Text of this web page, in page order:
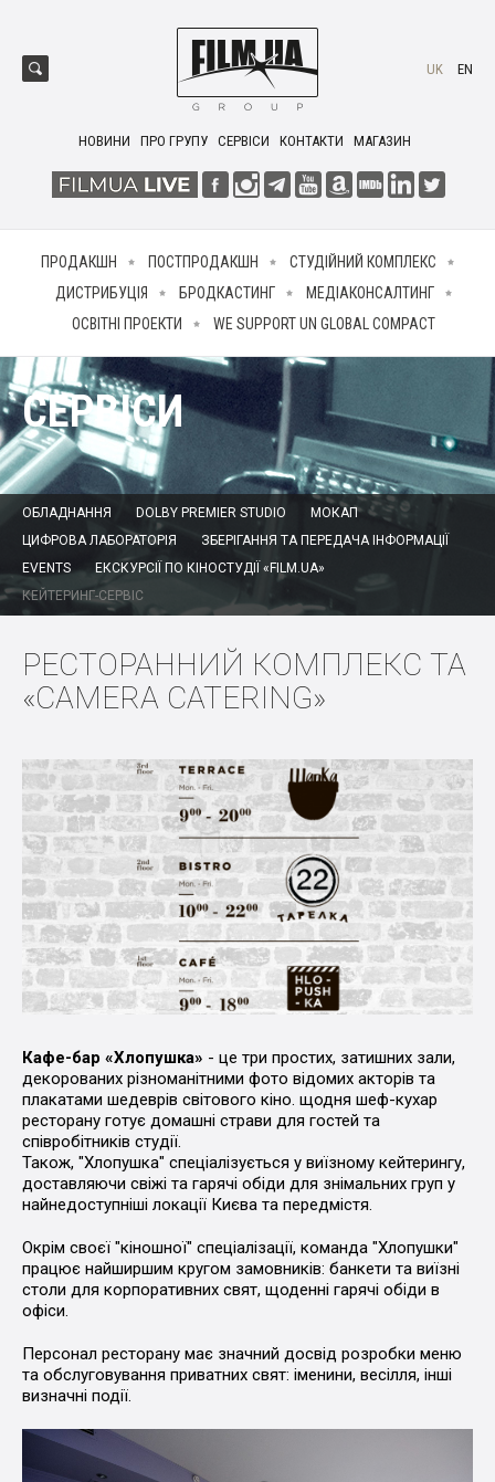
НОВИНИ ПРО ГРУПУ СЕРВІСИ КОНТАКТИ МАГАЗИН
UK EN
ПРОДАКШН ПОСТПРОДАКШН
СТУДІЙНИЙ КОМПЛЕКС
ДИСТРИБУЦІЯ
БРОДКАСТИНГ
МЕДІАКОНСАЛТИНГ
ОСВІТНІ ПРОЕКТИ
WE SUPPORT UN GLOBAL COMPACT
СЕРВІСИ
ОБЛАДНАННЯ DOLBY PREMIER STUDIO
МОКАП
ЦИФРОВА ЛАБОРАТОРІЯ
ЗБЕРІГАННЯ ТА ПЕРЕДАЧА ІНФОРМАЦІЇ
EVENTS
ЕКСКУРСІЇ ПО КІНОСТУДІЇ «FILM.UA»
КЕЙТЕРИНГ-СЕРВІС
РЕСТОРАННИЙ КОМПЛЕКС ТА
«CAMERA CATERING»
Кафе-бар «Хлопушка» - це три простих, затишних зали,
декорованих різноманітними фото відомих акторів та
плакатами шедеврів світового кіно. щодня шеф-кухар
ресторану готує домашні страви для гостей та
співробітників студії.
Також, "Хлопушка" спеціалізується у виїзному кейтерингу,
доставляючи свіжі та гарячі обіди для знімальних груп у
найнедоступніші локації Києва та передмістя.
Окрім своєї "кіношної" спеціалізації, команда "Хлопушки"
працює найширшим кругом замовників: банкети та виїзні
столи для корпоративних свят, щоденні гарячі обіди в
офіси.
Персонал ресторану має значний досвід розробки меню
та обслуговування приватних свят: іменини, весілля, інші
визначні події.